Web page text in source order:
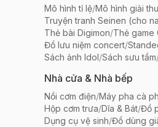
Mô hình tỉ lệ/Mô hình giải
Truyện tranh Seinen (cho
Thẻ bài Digimon/Thẻ game
Đồ lưu niệm concert/
Sách ảnh Idol/Sách sưu tầm
Nhà cửa & Nhà bếp
Nồi cơm điện/Máy pha cà
Hộp cơm trưa/Dĩa & Bát/Đồ
Dụng cụ vệ sinh/Đồ dùng